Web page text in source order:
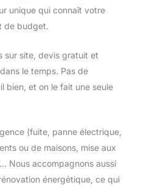
unique qui connaît votre
de budget.
sur site, devis gratuit et
le temps. Pas de
bien, et on le fait une seule
(fuite, panne électrique,
ou de maisons, mise aux
Nous accompagnons aussi
énergétique, ce qui